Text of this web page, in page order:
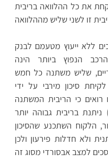
את כל ההלוואה בריבית
ללא ייעוץ מטעמם לבנק
הנפוץ ביותר הינה
שליש משתנה כל חמש
סיכון מירבי על ידי
כי הריבית המשתנה
בריבית גבוהה יותר
הלקוח השתכנע שהסיכון
ולא חדלות פירעון ולכן